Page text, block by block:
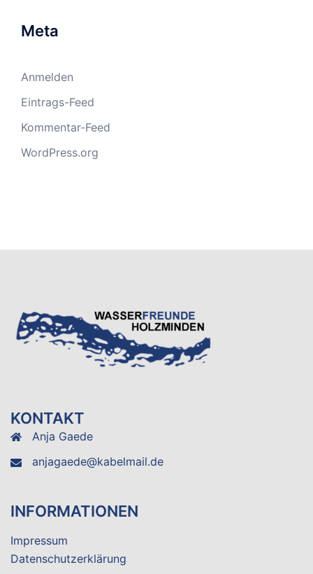
Meta
Anmelden
Eintrags-Feed
Kommentar-Feed
WordPress.org
KONTAKT
Anja Gaede
anjagaede@kabelmail.de
INFORMATIONEN
Impressum
Datenschutzerklärung